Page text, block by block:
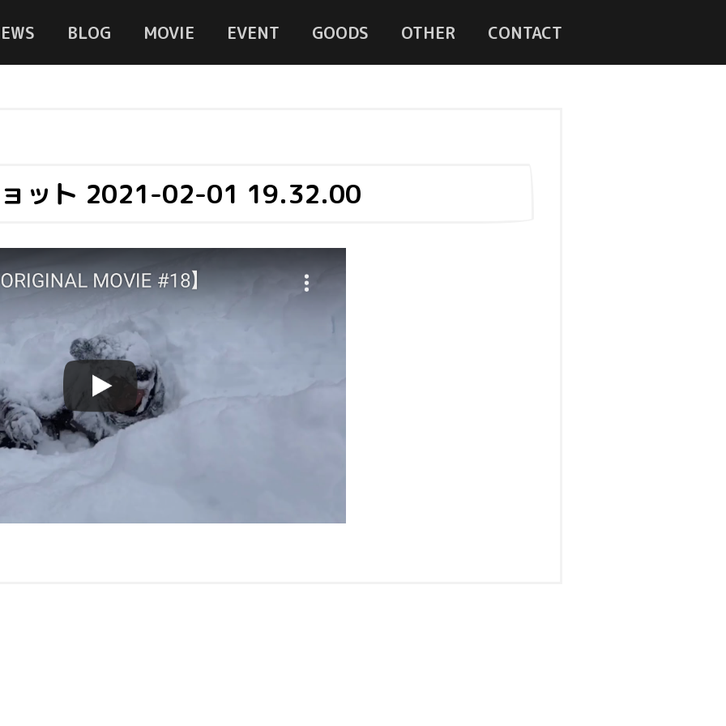
BLOG MOVIE EVENT GOODS OTHER CONTACT
ョット 2021-02-01 19.32.00